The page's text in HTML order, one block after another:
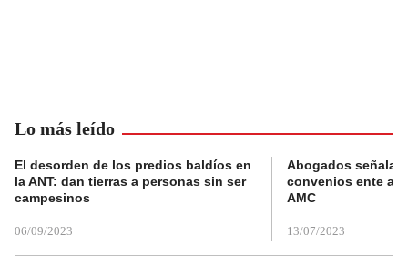
Lo más leído
El desorden de los predios baldíos en
la ANT: dan tierras a personas sin ser
campesinos
06/09/2023
Abogados
convenios ente
AMC
13/07/2023